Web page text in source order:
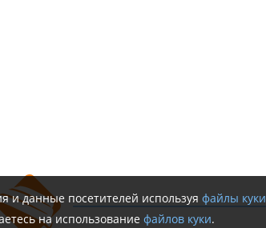
и данные посетителей используя файлы куки
на использование файлов куки.